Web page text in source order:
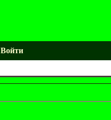
Войти